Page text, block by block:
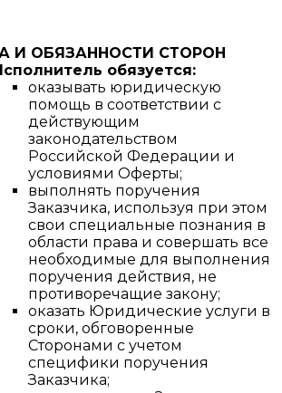
И ОБЯЗАННОСТИ СТОРОН
обязуется:
оказывать юридическую
помощь в соответствии с
действующим
законодательством
Российской Федерации и
условиями Оферты;
выполнять поручения
Заказчика, используя при этом
свои специальные познания в
области права и совершать все
необходимые для выполнения
поручения действия, не
противоречащие закону;
оказать Юридические услуги в
сроки, обговоренные
Сторонами с учетом
специфики поручения
Заказчика;